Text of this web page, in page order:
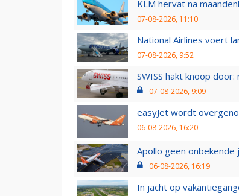
KLM hervat na
07-08-2026, 11:10
National Airlines voert
07-08-2026, 9:52
SWISS hakt knoop
07-08-2026, 9:09
easyJet wordt
06-08-2026, 16:20
Apollo geen
06-08-2026, 16:19
In jacht op